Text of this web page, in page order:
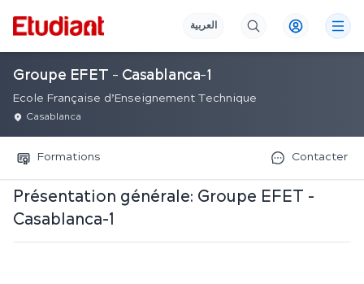
العربية
Groupe EFET - Casablanca-1
Ecole Française d’Enseignement Technique
Casablanca
Formations Contacter
Présentation générale: Groupe EFET -
Casablanca-1